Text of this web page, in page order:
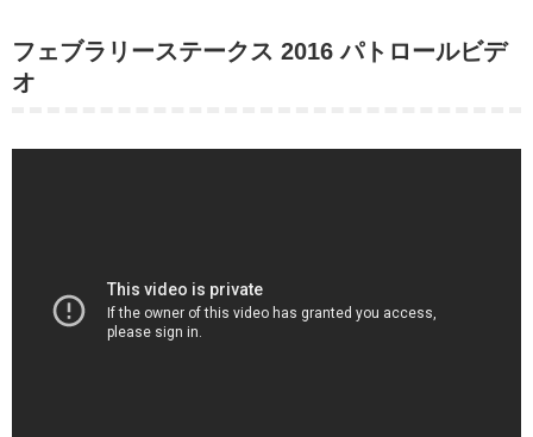
フェブラリーステークス 2016 パトロールビデ
オ